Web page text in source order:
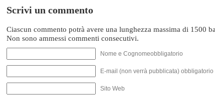
Scrivi un commento
Ciascun commento potrà avere una lunghezza massima di 1500
Non sono ammessi commenti consecutivi.
Nome e Cognomeobbligatorio
E-mail (non verrà pubblicata) obbligatorio
Sito Web